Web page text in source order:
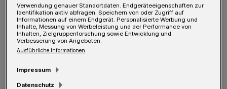
I
Verwendung genauer Standortdaten. Endgeräteeigenschaften zur
Identifikation aktiv abfragen. Speichern von oder Zugriff auf
Informationen auf einem Endgerät. Personalisierte Werbung und
Inhalte, Messung von Werbeleistung und der Performance von
Inhalten, Zielgruppenforschung sowie Entwicklung und
Verbesserung von Angeboten.
Ausführliche Informationen
Impressum
Datenschutz